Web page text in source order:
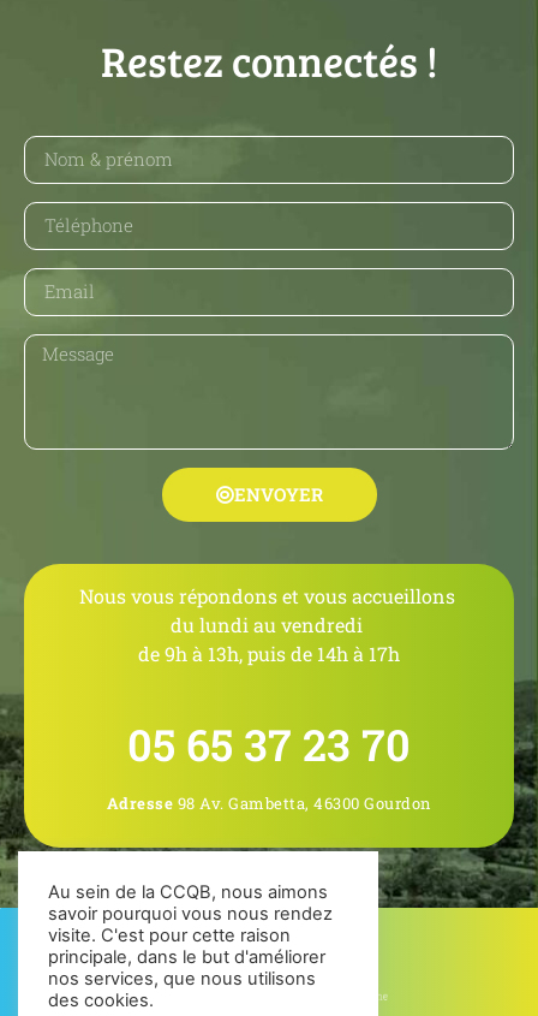
Restez connectés !
ENVOYER
Nous vous répondons et vous accueillons
du lundi au vendredi
de 9h à 13h, puis de 14h à 17h
05 65 37 23 70
Adresse 98 Av. Gambetta, 46300 Gourdon
Au sein de la CCQB, nous aimons
savoir pourquoi vous nous rendez
visite. C'est pour cette raison
principale, dans le but d'améliorer
nos services, que nous utilisons
des cookies.